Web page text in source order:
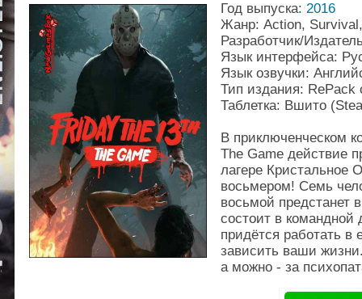
Год выпуска: 2016
Жанр: Action,
Разработчик/
Язык интерфейса:
Язык озвучки:
Тип издания: RePack
Таблетка: Вшито
В приключенческом
The Game действие
лагере Кристальное
восьмером! Семь
восьмой предстанет
состоит в
придётся работать в
зависить ваши
а можно - за